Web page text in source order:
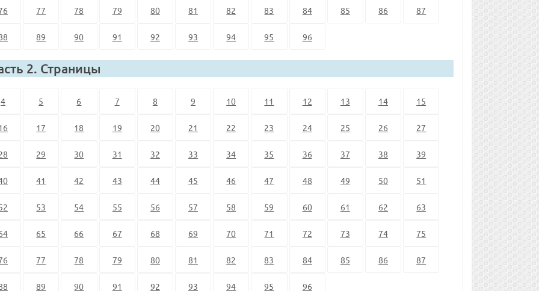
77 78 79 80 81 82 83 84 85 86 87
89 90 91 92 93 94 95 96
2. Страницы
4 5 6 7 8 9 10 11 12 13 14 15
17 18 19 20 21 22 23 24 25 26 27
29 30 31 32 33 34 35 36 37 38 39
41 42 43 44 45 46 47 48 49 50 51
53 54 55 56 57 58 59 60 61 62 63
65 66 67 68 69 70 71 72 73 74 75
77 78 79 80 81 82 83 84 85 86 87
89 90 91 92 93 94 95 96